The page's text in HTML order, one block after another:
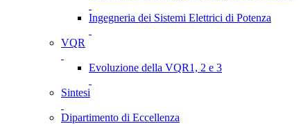
Ingegneria dei Sistemi Elettrici di Potenza
VQR
Evoluzione della VQR1, 2 e 3
Sintesi
Dipartimento di Eccellenza